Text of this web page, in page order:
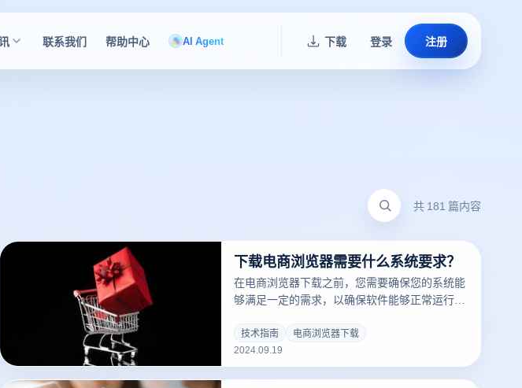
联系我们 帮助中心 AI Agent 下载 登录 注册
共 181 篇内容
下载电商浏览器需要什么系统要求？
在电商浏览器下载之前，您需要确保您的系统能
够满足一定的需求，以确保软件能够正常运行并
统要求，包括操作系统版本、内存空间和处理器
性能。了解这些要求可以帮助您在安装前检查相
应的系统，以防止在使用过程中遇到兼容性问
技术指南
电商浏览器下载
2024.09.19